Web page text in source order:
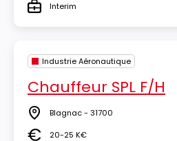
TypeInterim
Industrie Aéronautique
Chauffeur SPL F/H
Lieu Blagnac - 31700
20-25 K€